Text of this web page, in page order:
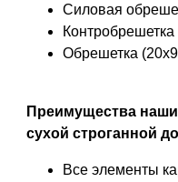
Силовая
Обрешетка
Преимущества
сухой строганной
Все элементы